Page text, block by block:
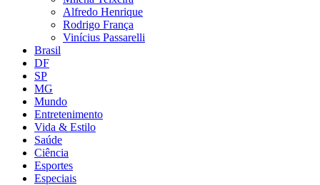
Alfredo Henrique
Rodrigo França
Vinícius Passarelli
Brasil
DF
SP
MG
Mundo
Entretenimento
Vida & Estilo
Saúde
Ciência
Esportes
Especiais